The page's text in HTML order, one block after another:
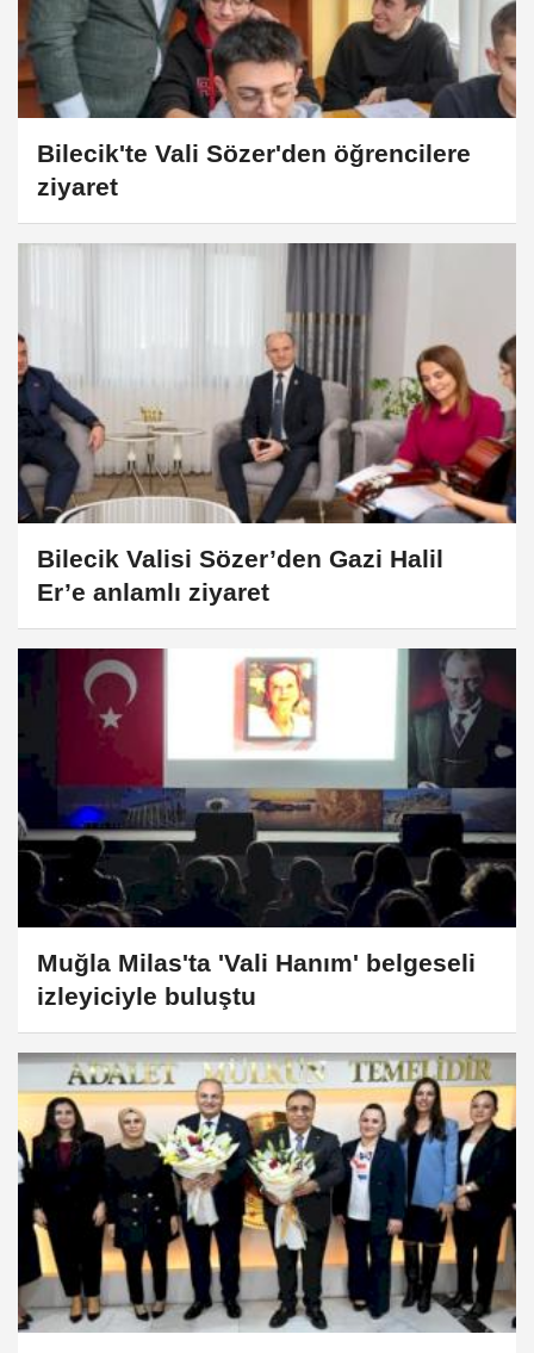
Bilecik'te Vali Sözer'den öğrencilere
ziyaret
Bilecik Valisi Sözer’den Gazi Halil
Er’e anlamlı ziyaret
Muğla Milas'ta 'Vali Hanım' belgeseli
izleyiciyle buluştu